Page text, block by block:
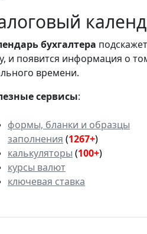
бухгалтера
и появится информация о
времени.
сервисы:
формы, бланки и образцы
заполнения (1267+)
калькуляторы (100+)
курсы валют
ключевая ставка